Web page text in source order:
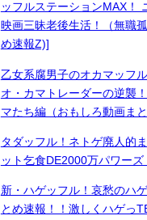
ッフルステーションMAX！
映画三昧老後生活！（無職
め速報Z)]
乙女系腐男子のオカマッフ
オ・カマトレーダーの逆襲
マたち編（おもしろ動画まと
タダッフル！ネトゲ廃人的
ット乞食DE2000万パワーズ
新・ハゲッフル！哀愁のハ
とめ速報！！激しくハゲっ